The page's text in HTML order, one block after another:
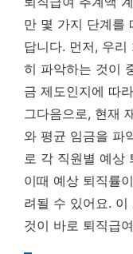
만 몇 가지 단계를
답니다. 먼저, 우
히 파악하는 것이
금 제도인지에 따
그다음으로, 현재
와 평균 임금을 파
로 각 직원별 예상
이때 예상 퇴직률
려될 수 있어요. 이
것이 바로 퇴직급